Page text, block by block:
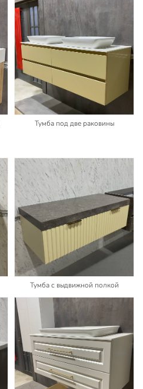
Тумба под две раковины
Тумба с выдвижной полкой